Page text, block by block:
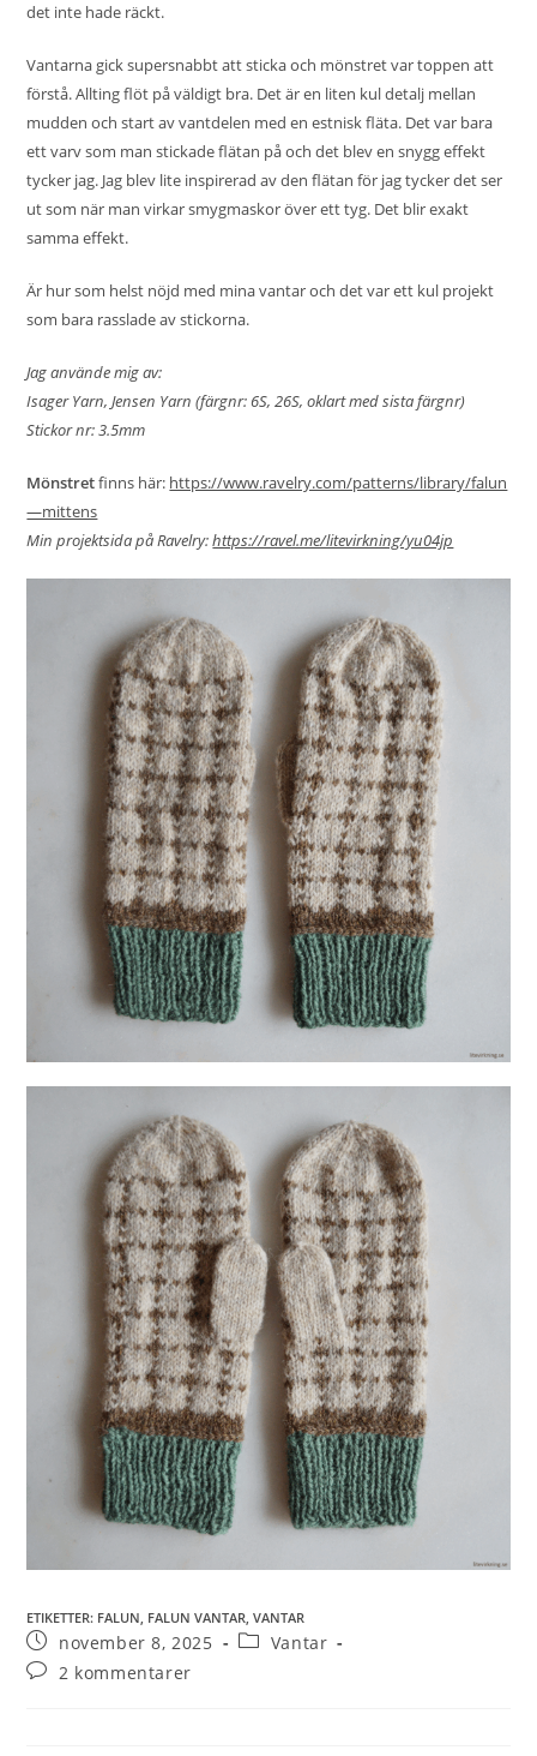
det inte hade räckt.
Vantarna gick supersnabbt att sticka och mönstret var toppen att
förstå. Allting flöt på väldigt bra. Det är en liten kul detalj mellan
mudden och start av vantdelen med en estnisk fläta. Det var bara
ett varv som man stickade flätan på och det blev en snygg effekt
tycker jag. Jag blev lite inspirerad av den flätan för jag tycker det ser
ut som när man virkar smygmaskor över ett tyg. Det blir exakt
samma effekt.
Är hur som helst nöjd med mina vantar och det var ett kul projekt
som bara rasslade av stickorna.
Jag använde mig av:
Isager Yarn, Jensen Yarn (färgnr: 6S, 26S, oklart med sista färgnr)
Stickor nr: 3.5mm
Mönstretfinns här: https://www.ravelry.com/patterns/library/falun
—mittens
Min projektsida på Ravelry:https://ravel.me/litevirkning/yu04jp
ETIKETTER: FALUN, FALUN VANTAR, VANTAR
november 8, 2025
Vantar
2 kommentarer